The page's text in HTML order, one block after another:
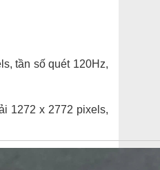
tần số quét 120Hz,
1272 x 2772 pixels,